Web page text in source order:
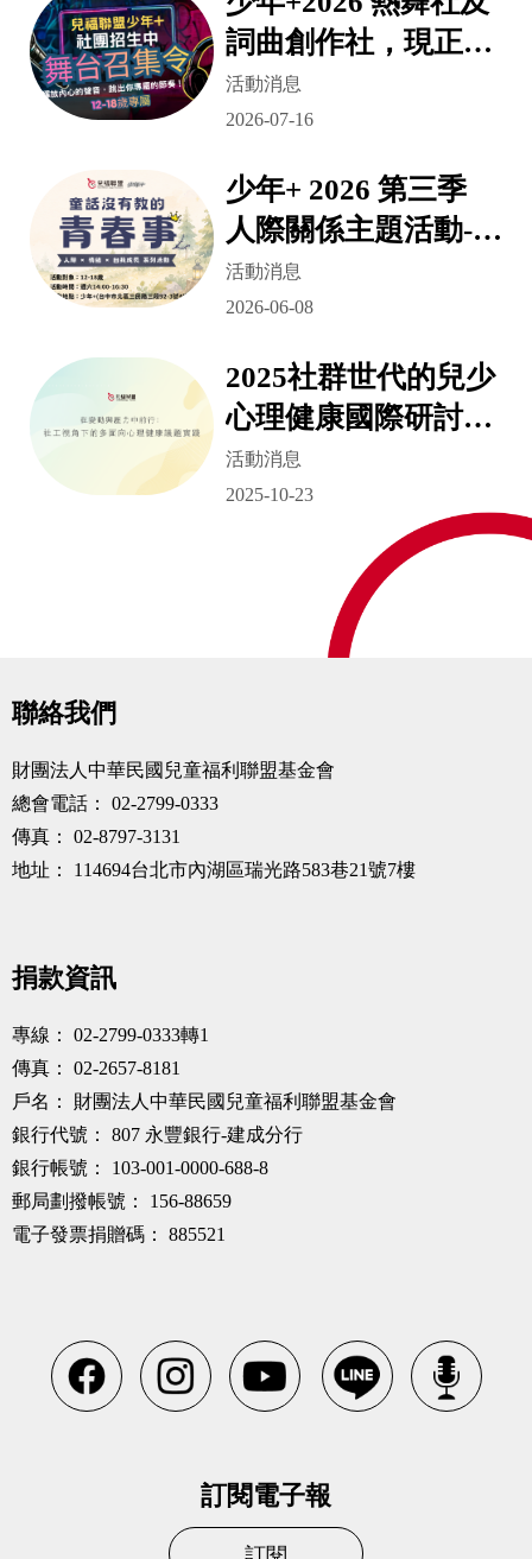
詞曲創作社，現正招
生中
活動消息
2026-07-16
少年+ 2026 第三季
人際關係主題活動-童
話沒有教的青春事
活動消息
2026-06-08
2025社群世代的兒少
心理健康國際研討會
活動花絮
活動消息
2025-10-23
聯絡我們
財團法人中華民國兒童福利聯盟基金會
總會電話：
02-2799-0333
傳真：
02-8797-3131
地址：
114694台北市內湖區瑞光路583巷21號7樓
捐款資訊
專線：
02-2799-0333轉1
傳真：
02-2657-8181
戶名：
財團法人中華民國兒童福利聯盟基金會
銀行代號：
807 永豐銀行-建成分行
銀行帳號：
103-001-0000-688-8
郵局劃撥帳號：
156-88659
電子發票捐贈碼：
885521
訂閱電子報